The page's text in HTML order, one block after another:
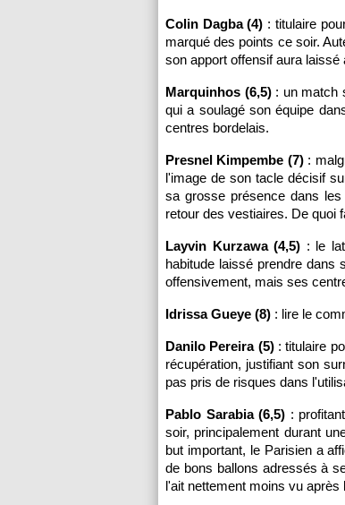
Colin Dagba (4) : titulaire
marqué des points ce soir.
son apport offensif aura
Marquinhos (6,5): un match
qui a soulagé son équipe
centres bordelais.
Presnel Kimpembe (7):
l'image de son tacle décisif
sa grosse présence dans
retour des vestiaires. De quoi
Layvin Kurzawa (4,5) : le
habitude laissé prendre dans
offensivement, mais ses
Idrissa Gueye (8) : lire le
Danilo Pereira (5): titulaire
récupération, justifiant son
pas pris de risques dans
Pablo Sarabia (6,5) :
soir, principalement durant
but important, le Parisien a
de bons ballons adressés à
l'ait nettement moins vu